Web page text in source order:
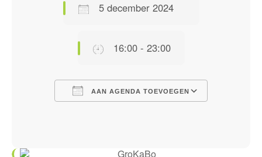
5 december 2024
16:00 - 23:00
AAN AGENDA TOEVOEGEN